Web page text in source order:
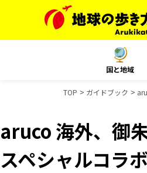
国と地域
TOP ガイドブック
aruco 海外、御
スペシャルコラ